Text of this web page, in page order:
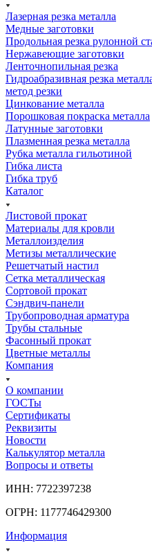
Лазерная резка металла
Медные заготовки
Продольная резка рулонной
Нержавеющие заготовки
Ленточнопильная резка
Гидроабразивная резка
метод резки
Цинкование металла
Порошковая покраска металла
Латунные заготовки
Плазменная резка металла
Рубка металла гильотиной
Гибка листа
Гибка труб
Каталог
Листовой прокат
Материалы для кровли
Металлоизделия
Метизы металлические
Решетчатый настил
Сетка металлическая
Сортовой прокат
Сэндвич-панели
Трубопроводная арматура
Трубы стальные
Фасонный прокат
Цветные металлы
Компания
О компании
ГОСТы
Сертификаты
Реквизиты
Новости
Калькулятор металла
Вопросы и ответы
ИНН: 7722397238
ОГРН: 1177746429300
Информация